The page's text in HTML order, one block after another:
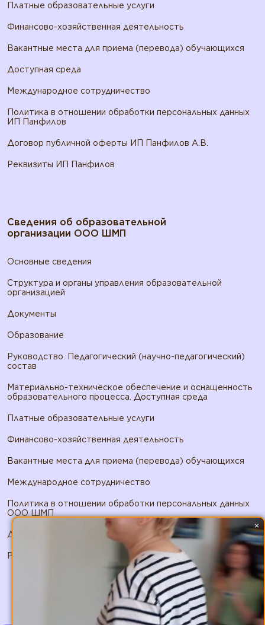
Платные образовательные услуги
Финансово-хозяйственная деятельность
Вакантные места для приема (перевода) обучающихся
Доступная среда
Международное сотрудничество
Политика в отношении обработки персональных данных
ИП Панфилов
Договор публичной оферты ИП Панфилов А.В.
Реквизиты ИП Панфилов
Сведения об образовательной
организации ООО ШМП
Основные сведения
Структура и органы управления образовательной
организацией
Документы
Образование
Руководство. Педагогический (научно-педагогический)
состав
Материально-техническое обеспечение и оснащенность
образовательного процесса. Доступная среда
Платные образовательные услуги
Финансово-хозяйственная деятельность
Вакантные места для приема (перевода) обучающихся
Международное сотрудничество
Политика в отношении обработки персональных данных
ООО ШМП
Договор публичной оферты ООО ШМП
Реквизиты ООО ШМП
×